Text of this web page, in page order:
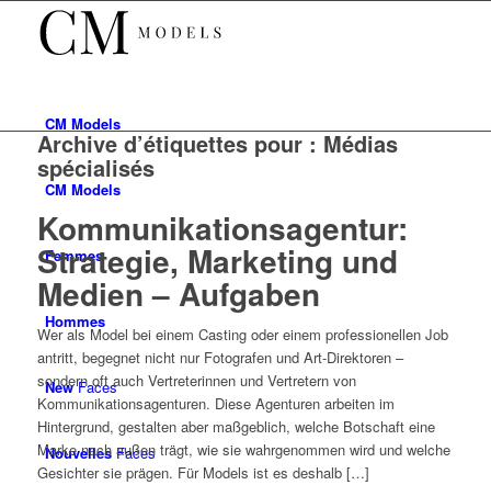
CM Models
CM Models
Femmes
Hommes
NewFaces
NouvellesFaces
Archive d’étiquettes pour : Médias
spécialisés
Kommunikationsagentur:
Strategie, Marketing und
Medien – Aufgaben
Wer als Model bei einem Casting oder einem professionellen Job
antritt, begegnet nicht nur Fotografen und Art-Direktoren –
sondern oft auch Vertreterinnen und Vertretern von
Kommunikationsagenturen. Diese Agenturen arbeiten im
Hintergrund, gestalten aber maßgeblich, welche Botschaft eine
Marke nach außen trägt, wie sie wahrgenommen wird und welche
Gesichter sie prägen. Für Models ist es deshalb […]